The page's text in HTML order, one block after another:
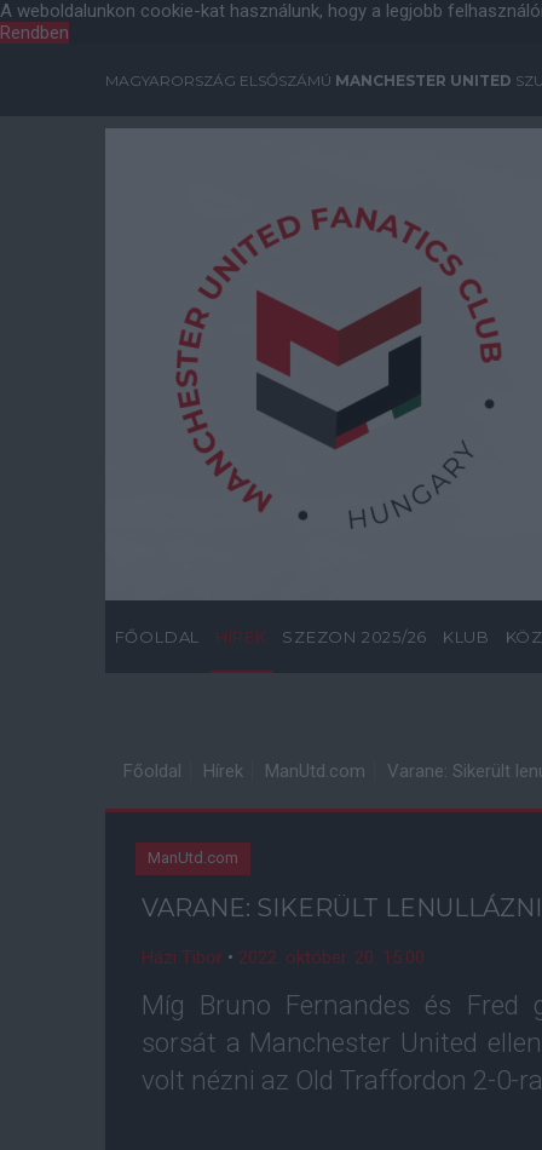
A weboldalunkon cookie-kat használunk, hogy a legjobb
Rendben
MAGYARORSZÁG ELSŐSZÁMÚ MANCHESTER UNITED
FŐOLDAL HÍREK SZEZON 2025/26 KLUB
Főoldal Hírek ManUtd.com Varane: Sikerült
ManUtd.com
VARANE: SIKERÜLT
Házi Tibor • 2022. október. 20. 15:00
Míg Bruno Fernandes és Fred
sorsát a Manchester United
volt nézni az Old Traffordon 2-0-